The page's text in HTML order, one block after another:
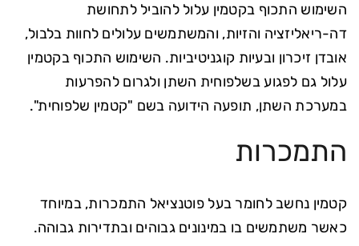
השימוש התכוף בקטמין עלול להוביל לתחושת
דה-ריאליזציה והזיות, והמשתמשים עלולים לחוות בלבול,
אובדן זיכרון ובעיות קוגניטיביות. השימוש התכוף בקטמין
עלול גם לפגוע בשלפוחית השתן ולגרום להפרעות
במערכת השתן, תופעה הידועה בשם "קטמין שלפוחית".
התמכרות
קטמין נחשב לחומר בעל פוטנציאל התמכרות, במיוחד
כאשר משתמשים בו במינונים גבוהים ובתדירות גבוהה.